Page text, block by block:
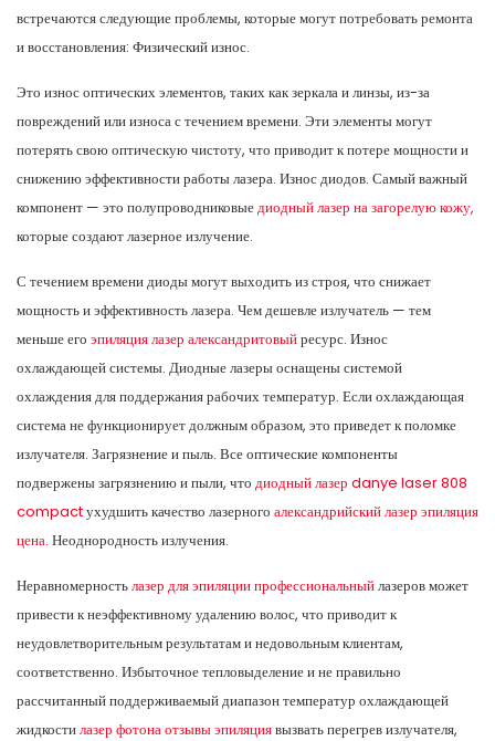
встречаются следующие проблемы, которые могут потребовать ремонта
и восстановления: Физический износ.
Это износ оптических элементов, таких как зеркала и линзы, из-за
повреждений или износа с течением времени. Эти элементы могут
потерять свою оптическую чистоту, что приводит к потере мощности и
снижению эффективности работы лазера. Износ диодов. Самый важный
компонент — это полупроводниковыедиодный лазер на загорелую кожу,
которые создают лазерное излучение.
С течением времени диоды могут выходить из строя, что снижает
мощность и эффективность лазера. Чем дешевле излучатель — тем
меньше его эпиляция лазер александритовыйресурс. Износ
охлаждающей системы. Диодные лазеры оснащены системой
охлаждения для поддержания рабочих температур. Если охлаждающая
система не функционирует должным образом, это приведет к поломке
излучателя. Загрязнение и пыль. Все оптические компоненты
подвержены загрязнению и пыли, что диодный лазер danye laser 808
compactухудшить качество лазерного александрийский лазер эпиляция
цена. Неоднородность излучения.
Неравномерностьлазер для эпиляции профессиональныйлазеров может
привести к неэффективному удалению волос, что приводит к
неудовлетворительным результатам и недовольным клиентам,
соответственно. Избыточное тепловыделение и не правильно
рассчитанный поддерживаемый диапазон температур охлаждающей
жидкостилазер фотона отзывы эпиляциявызвать перегрев излучателя,